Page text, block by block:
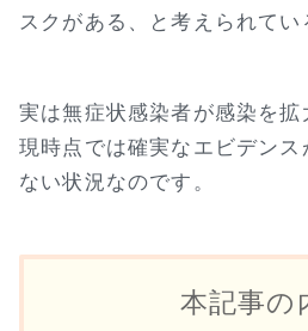
スクがある、と考えられてい
実は無症状感染者が感染を
現時点では確実なエビデン
ない状況なのです。
本記事の